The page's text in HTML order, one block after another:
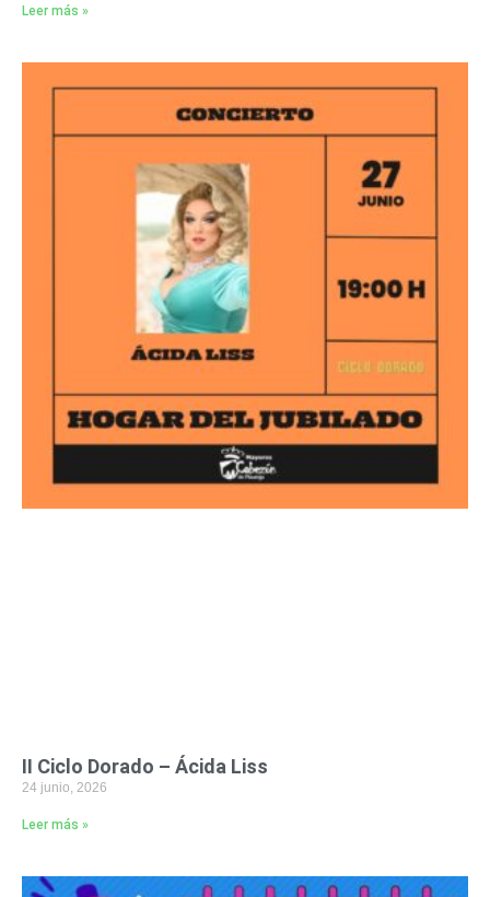
Leer más »
II Ciclo Dorado – Ácida Liss
24 junio, 2026
Leer más »